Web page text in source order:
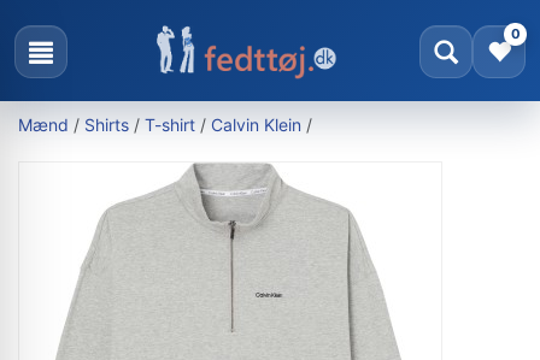
0
Mænd / Shirts / T-shirt / Calvin Klein /